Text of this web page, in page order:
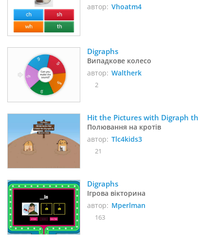
автор: Vhoatm4
Digraphs
Випадкове колесо
автор: Waltherk
2
Полювання на кротів
автор: Tlc4kids3
21
Digraphs
Ігрова вікторина
автор: Mperlman
163